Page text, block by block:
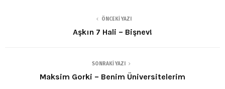
ÖNCEKI YAZI
Aşkın 7 Hali – Bişnev!
SONRAKI YAZI
Maksim Gorki – Benim Üniversitelerim